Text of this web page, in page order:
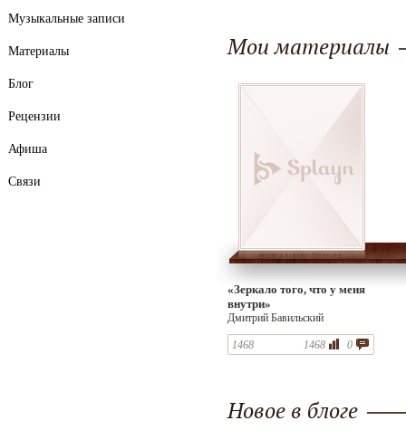
Музыкальные записи
Материалы
Блог
Рецензии
Афиша
Связи
Мои материалы
«Зеркало того, что у меня
внутри»
Дмитрий Бавильский
1468 0
1468
Новое в блоге